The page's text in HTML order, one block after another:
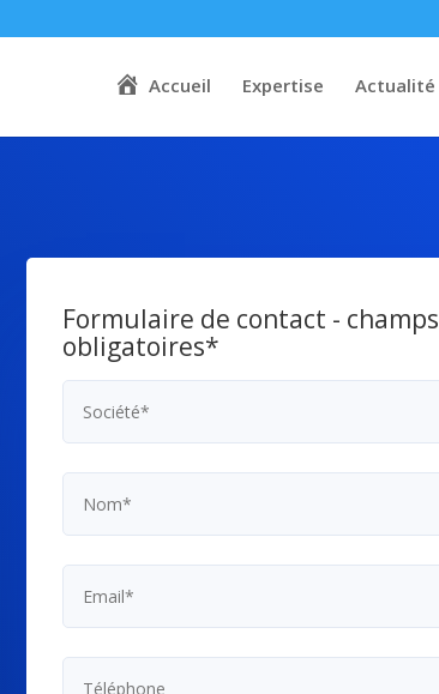
Accueil Expertise Actualité
Formulaire de contact - champs
obligatoires*